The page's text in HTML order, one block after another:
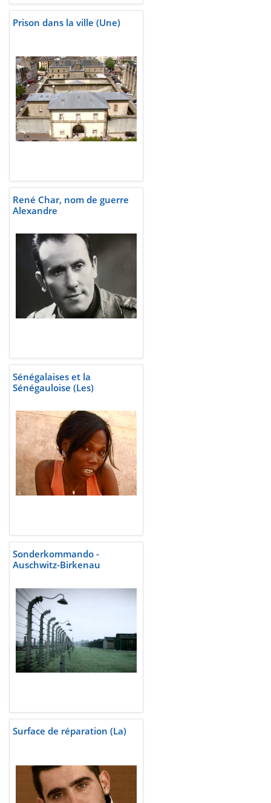
Prison dans la ville (Une)
René Char, nom de guerre
Alexandre
Sénégalaises et la
Sénégauloise (Les)
Sonderkommando -
Auschwitz-Birkenau
Surface de réparation (La)